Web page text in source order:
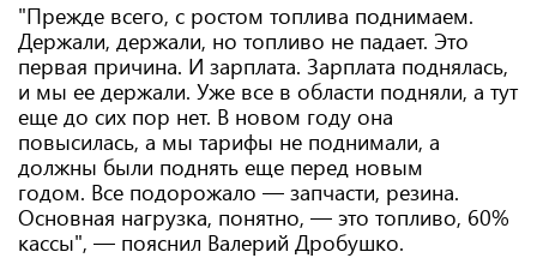
"Прежде всего, с ростом топлива поднимаем.
Держали, держали, но топливо не падает. Это
первая причина. И зарплата. Зарплата поднялась,
и мы ее держали. Уже все в области подняли, а тут
еще до сих пор нет. В новом году она
повысилась, а мы тарифы не поднимали, а
должны были поднять еще перед новым
годом. Все подорожало — запчасти, резина.
Основная нагрузка, понятно, — это топливо, 60%
кассы", — пояснил Валерий Дробушко.